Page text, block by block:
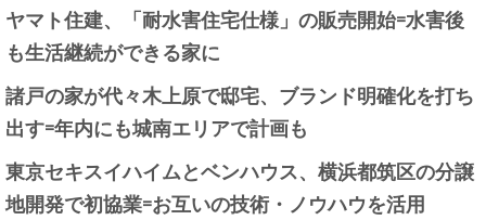
ヤマト住建、「耐水害住宅仕様」の販売開始=水害後
も生活継続ができる家に
諸戸の家が代々木上原で邸宅、ブランド明確化を打ち
出す=年内にも城南エリアで計画も
東京セキスイハイムとベンハウス、横浜都筑区の分譲
地開発で初協業=お互いの技術・ノウハウを活用